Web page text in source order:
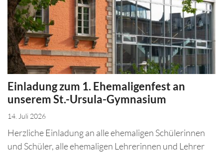
Einladung zum 1. Ehemaligenfest an
unserem St.-Ursula-Gymnasium
14. Juli 2026
Herzliche Einladung an alle ehemaligen Schülerinnen
und Schüler, alle ehemaligen Lehrerinnen und Lehrer